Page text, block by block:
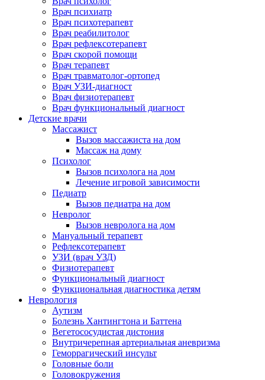
Врач психиатр
Врач психотерапевт
Врач реабилитолог
Врач рефлексотерапевт
Врач скорой помощи
Врач терапевт
Врач травматолог-ортопед
Врач УЗИ-диагност
Врач физиотерапевт
Врач функциональный диагност
Детские врачи
Массажист
Вызов массажиста на дом
Массаж на дому
Психолог
Вызов психолога на дом
Лечение игровой зависимости
Педиатр
Вызов педиатра на дом
Невролог
Вызов невролога на дом
Мануальный терапевт
Рефлексотерапевт
УЗИ (врач УЗД)
Физиотерапевт
Функциональный диагност
Функциональная диагностика детям
Неврология
Аутизм
Болезнь Хантингтона и Баттена
Вегетососудистая дистония
Внутричерепная артериальная аневризма
Геморрагический инсульт
Головные боли
Головокружения